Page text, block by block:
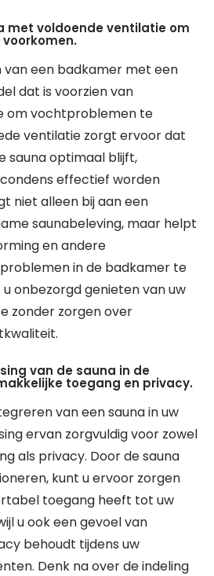
met voldoende ventilatie om
van een badkamer met een
dat is voorzien van
om vochtproblemen te
ventilatie zorgt ervoor dat
sauna optimaal blijft,
effectief worden
niet alleen bij aan een
saunabeleving, maar helpt
en andere
in de badkamer te
onbezorgd genieten van uw
zonder zorgen over
van de sauna in de
toegang en privacy.
van een sauna in uw
ervan zorgvuldig voor zowel
als privacy. Door de sauna
kunt u ervoor zorgen
toegang heeft tot uw
u ook een gevoel van
behoudt tijdens uw
Denk na over de indeling